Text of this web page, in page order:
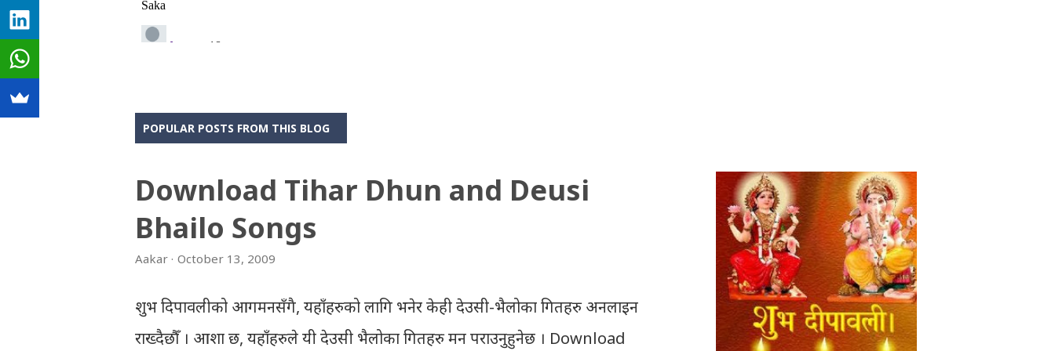
POPULAR POSTS FROM THIS BLOG
Download Tihar Dhun and Deusi
Bhailo Songs
Aakar October 13, 2009
शुभ दिपावलीको आगमनसँगै, यहाँहरुको लागि भनेर केही देउसी-भैलोका गितहरु अनलाइन
राख्दैछौँ । आशा छ, यहाँहरुले यी देउसी भैलोका गितहरु मन पराउनुहुनेछ । Download